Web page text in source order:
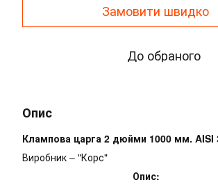
Замовити швидко
До обраного
Опис
Клампова царга 2 дюйми 1000 мм. AISI
Виробник – "Корс"
Опис: